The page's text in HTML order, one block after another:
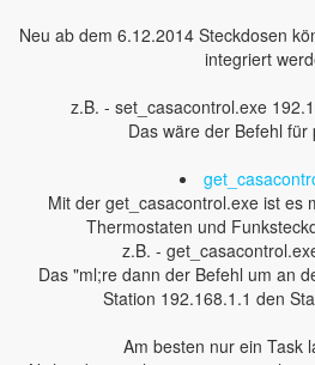
Neu ab dem 6.12.2014 Steckdosen
integriert
z.B. - set_casacontrol.exe
Das wäre der Befehl für
Mit der get_casacontrol.exe ist es
Thermostaten und
z.B. -
Das "ml;re dann der Befehl um an
Station 192.168.1.1 den
Am besten nur ein Task